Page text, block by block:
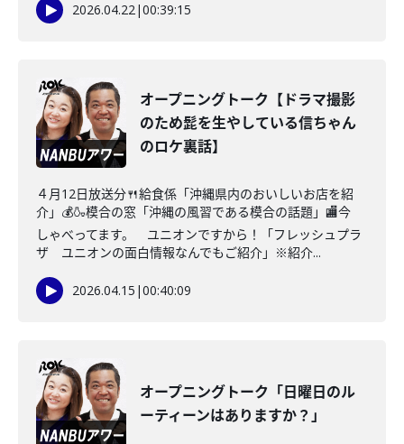
2026.04.22|00:39:15
オープニングトーク【ドラマ撮影
のため髭を生やしている信ちゃん
のロケ裏話】
４月12日放送分🍴給食係「沖縄県内のおいしいお店を紹
介」💰🍶模合の窓「沖縄の風習である模合の話題」🏬今
しゃべってます。 ユニオンですから！「フレッシュプラ
ザ ユニオンの面白情報なんでもご紹介」※紹介...
2026.04.15 |00:40:09
オープニングトーク「日曜日のル
ーティーンはありますか？」